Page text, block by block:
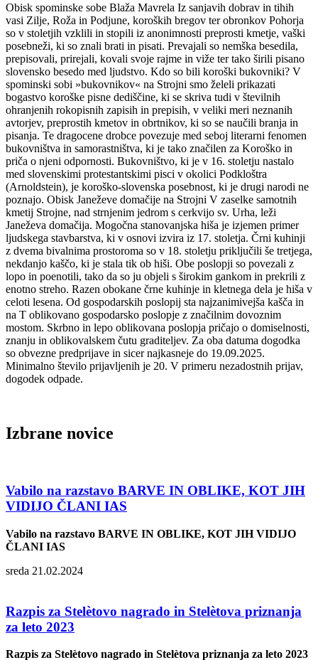
Obisk spominske sobe Blaža Mavrela Iz sanjavih dobrav in tihih
vasi Zilje, Roža in Podjune, koroških bregov ter obronkov Pohorja
so v stoletjih vzklili in stopili iz anonimnosti preprosti kmetje, vaški
posebneži, ki so znali brati in pisati. Prevajali so nemška besedila,
prepisovali, prirejali, kovali svoje rajme in viže ter tako širili pisano
slovensko besedo med ljudstvo. Kdo so bili koroški bukovniki? V
spominski sobi »bukovnikov« na Strojni smo želeli prikazati
bogastvo koroške pisne dediščine, ki se skriva tudi v številnih
ohranjenih rokopisnih zapisih in prepisih, v veliki meri neznanih
avtorjev, preprostih kmetov in obrtnikov, ki so se naučili branja in
pisanja. Te dragocene drobce povezuje med seboj literarni fenomen
bukovništva in samorastništva, ki je tako značilen za Koroško in
priča o njeni odpornosti. Bukovništvo, ki je v 16. stoletju nastalo
med slovenskimi protestantskimi pisci v okolici Podkloštra
(Arnoldstein), je koroško-slovenska posebnost, ki je drugi narodi ne
poznajo. Obisk Janeževe domačije na Strojni V zaselke samotnih
kmetij Strojne, nad strnjenim jedrom s cerkvijo sv. Urha, leži
Janeževa domačija. Mogočna stanovanjska hiša je izjemen primer
ljudskega stavbarstva, ki v osnovi izvira iz 17. stoletja. Črni kuhinji
z dvema bivalnima prostoroma so v 18. stoletju priključili še tretjega,
nekdanjo kaščo, ki je stala tik ob hiši. Obe poslopji so povezali z
lopo in poenotili, tako da so ju objeli s širokim gankom in prekrili z
enotno streho. Razen obokane črne kuhinje in kletnega dela je hiša v
celoti lesena. Od gospodarskih poslopij sta najzanimivejša kašča in
na T oblikovano gospodarsko poslopje z značilnim dovoznim
mostom. Skrbno in lepo oblikovana poslopja pričajo o domiselnosti,
znanju in oblikovalskem čutu graditeljev. Za oba datuma dogodka
so obvezne predprijave in sicer najkasneje do 19.09.2025.
Minimalno število prijavljenih je 20. V primeru nezadostnih prijav,
dogodek odpade.
Izbrane novice
Vabilo na razstavo BARVE IN OBLIKE, KOT JIH
VIDIJO ČLANI IAS
Vabilo na razstavo BARVE IN OBLIKE, KOT JIH VIDIJO
ČLANI IAS
sreda 21.02.2024
Razpis za Stelètovo nagrado in Stelètova priznanja
za leto 2023
Razpis za Stelètovo nagrado in Stelètova priznanja za leto 2023